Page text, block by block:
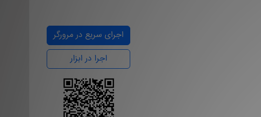
اجرای سریع در مرورگر
اجرا در ابزار